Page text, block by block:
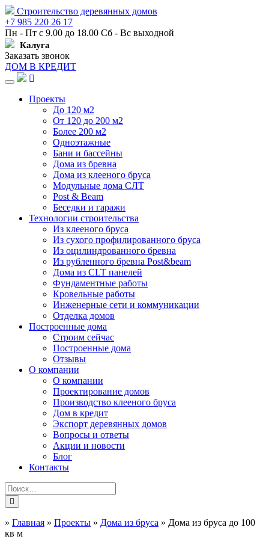
Строительство деревянных домов
+7 985 220 26 17
Пн - Пт с 9.00 до 18.00 Сб - Вс выходной
Калуга
Заказать звонок
ДОМ В КРЕДИТ
Навигация
Проекты
До 120 м2
От 120 до 200 м2
Более 200 м2
Одноэтажные
Бани и бассейны
Дома из бревна
Дома из клееного бруса
Модульные дома СЛТ
Post & Beam
Беседки и гаражи
Технологии строительства
Из клееного бруса
Из сухого профилированного бруса
Из оцилиндрованного бревна
Из рубленного бревна Post&beam
Дома из CLT панелей
Фундаментные работы
Кровельные работы
Инженерные сети и коммуникации
Отделка домов
Построенные дома
Строим сейчас
Построенные дома
Отзывы
О компании
О компании
Проектирование домов
Производство клееного бруса
Дом в кредит
Экспорт деревянных домов
Вопросы и ответы
Акции и новости
Блог
Контакты
» Главная » Проекты » Дома из бруса » Дома из бруса до 100
кв м